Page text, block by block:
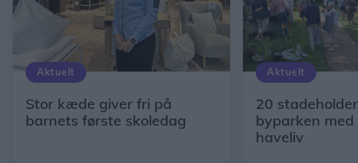
Aktuelt
Stor kæde giver fri på
barnets første skoledag
Aktuelt
20
byparken
haveliv